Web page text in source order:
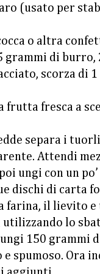
(usato per
o altra
grammi di burro,
scorza di
frutta fresca a
separa i
Attendi
ungi con un
dischi di carta
farina, il lievito e
utilizzando lo
150 grammi
spumoso. Ora